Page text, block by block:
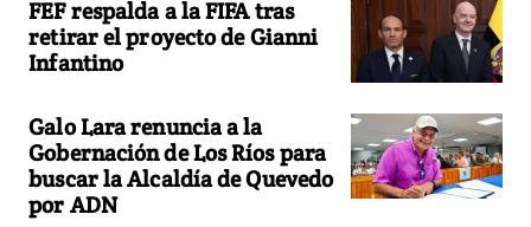
FEF respalda a la FIFA tras
retirar el proyecto de Gianni
Infantino
Galo Lara renuncia a la
Gobernación de Los Ríos para
buscar la Alcaldía de Quevedo
por ADN